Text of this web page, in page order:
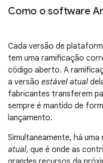
Como o software
Cada versão de
tem uma ramificação
código aberto. A
a versão estável atual
fabricantes transferem
sempre é mantido de
lançamento.
Simultaneamente, há
atual, que é onde as